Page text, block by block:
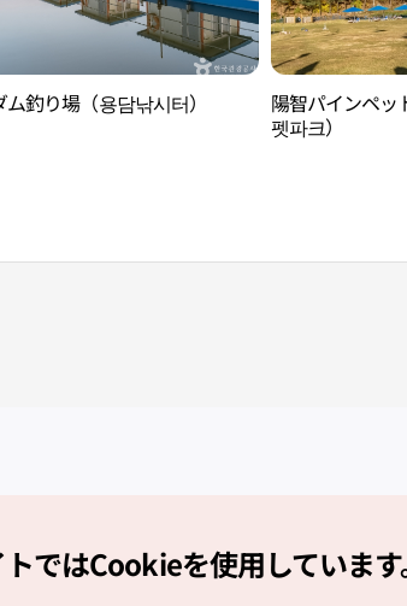
ム釣り場（용담낚시터）
陽智パインペッ
펫파크）
Organization All Rights Reserved.
式メール
ではCookieを使用しています